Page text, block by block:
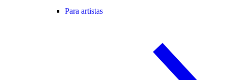
Para artistas